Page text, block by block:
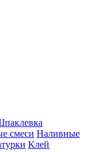
смеси Наливные
Клей